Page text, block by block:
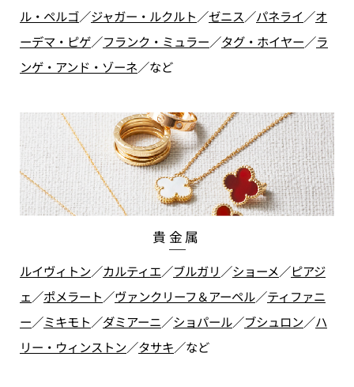
ル・ペルゴ／ジャガー・ルクルト／ゼニス／パネライ／オ
ーデマ・ピゲ／フランク・ミュラー／タグ・ホイヤー／ラ
ンゲ・アンド・ゾーネ／など
貴金属
ルイヴィトン／カルティエ／ブルガリ ／ショーメ／ピアジ
ェ／ポメラート／ヴァンクリーフ＆アーペル／ティファニ
ー／ミキモト／ダミアーニ／ショパール／ブシュロン／ハ
リー・ウィンストン／タサキ／など